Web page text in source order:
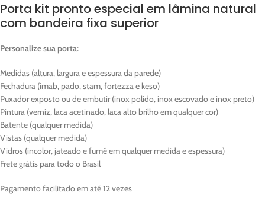
Porta kit pronto especial em lâmina natural
com bandeira fixa superior
Personalize sua porta:
Medidas (altura, largura e espessura da parede)
Fechadura (imab, pado, stam, fortezza e keso)
Puxador exposto ou de embutir (inox polido, inox escovado e inox preto)
Pintura (verniz, laca acetinado, laca alto brilho em qualquer cor)
Batente (qualquer medida)
Vistas (qualquer medida)
Vidros (incolor, jateado e fumê em qualquer medida e espessura)
Frete grátis para todo o Brasil
Pagamento facilitado em até 12 vezes